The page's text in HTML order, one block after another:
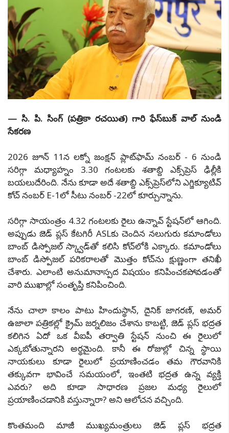
— సి. పి. సింగ్ (పత్రికా రచయిత) గారి ఫేస్‌బుక్ వాల్ నుండి
సేకరణ
2026 జూన్ 11న లక్నో జంక్షన్ ప్లాట్‌ఫామ్ నంబర్ - 6 నుండి
సరిగ్గా మధ్యాహ్నం 3.30 గంటలకు శతాబ్ది ఎక్స్‌ప్రెస్ ఢిల్లీకి
బయలుదేరింది. నేను కూడా అదే శతాబ్ది ఎక్స్‌ప్రెస్‌లోని ఎగ్జిక్యూటివ్
కోచ్ నంబర్ E-1లో సీటు నంబర్ -22లో కూర్చున్నాను.
సరిగ్గా సాయంత్రం 4.32 గంటలకు రైలు ఉన్నావ్ స్టేషన్‌లో ఆగింది.
అప్పుడు జెడ్ ప్లస్ కేటగిరీ ASLకు చెందిన నలుగురు కమాండోలు
బాంబ్ డిస్పోజల్ స్క్వాడ్‌తో కలిసి కోచ్‌లోకి ఎక్కారు. కమాండోలు
బాంబ్ డిస్పోజల్ పరికరాలతో మొత్తం కోచ్‌ను క్షుణ్ణంగా తనిఖీ
చేశారు. ఎలాంటి అనుమానాస్పద విషయం కనిపించకపోవడంతో
వారి ముఖాల్లో సంతృప్తి కనిపించింది.
నేను చాలా కాలం పాటు హిందుస్థాన్, దైనిక్ జాగరణ్, అమర్
ఉజాలా పత్రికల్లో క్రైమ్ జర్నలిజం చేశాను కాబట్టి, జెడ్ ప్లస్ భద్రత
కలిగిన ఏదో ఒక వీఐపీ తర్వాతి స్టేషన్ నుంచి ఈ రైలులో
ఎక్కబోతున్నారని అర్థమైంది. కానీ ఈ రోజుల్లో చిన్న స్థాయి
నాయకులు కూడా రైలులో ప్రయాణించడం తమ గౌరవానికి
తక్కువగా భావించే సమయంలో, ఇంతటి భద్రత ఉన్న వ్యక్తి
ఎవరు? అది కూడా సాధారణ ప్రజల మధ్య రైలులో
ప్రయాణించడానికి వస్తున్నారా? అని ఆలోచన వచ్చింది.
కొంతమంది మాజీ ముఖ్యమంత్రులు జెడ్ ప్లస్ భద్రత